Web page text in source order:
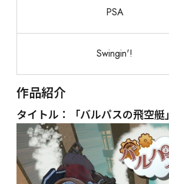
PSA
Swingin'!
作品紹介
タイトル：「バルパスの飛空艇」